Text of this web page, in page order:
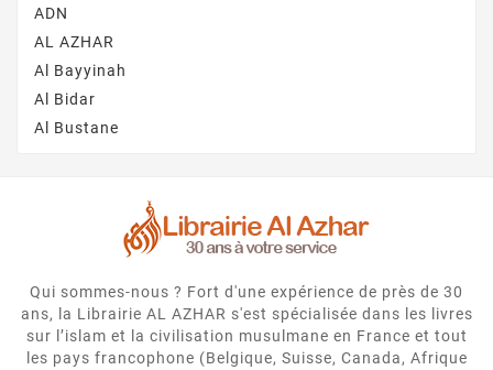
ADN
AL AZHAR
Al Bayyinah
Al Bidar
Al Bustane
Qui sommes-nous ? Fort d'une expérience de près de 30
ans, la Librairie AL AZHAR s'est spécialisée dans les livres
sur l’islam et la civilisation musulmane en France et tout
les pays francophone (Belgique, Suisse, Canada, Afrique